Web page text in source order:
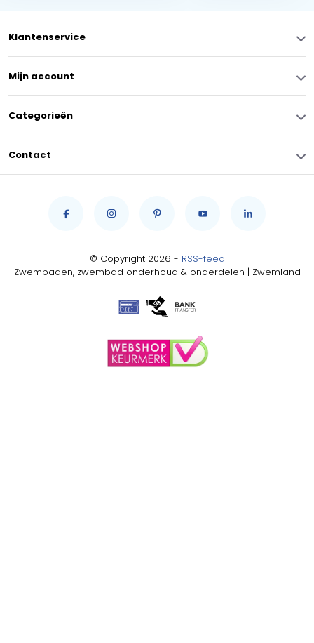
Klantenservice
Mijn account
Categorieën
Contact
© Copyright 2026 - RSS-feed
Zwembaden, zwembad onderhoud & onderdelen | Zwemland